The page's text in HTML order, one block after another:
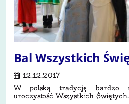
Bal Wszystkich
12.12.2017
W polską tradycję bardzo
uroczystość Wszystkich Świętych.